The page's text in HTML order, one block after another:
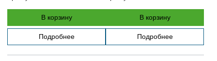
В корзину
Подробнее
В корзину
Подробнее